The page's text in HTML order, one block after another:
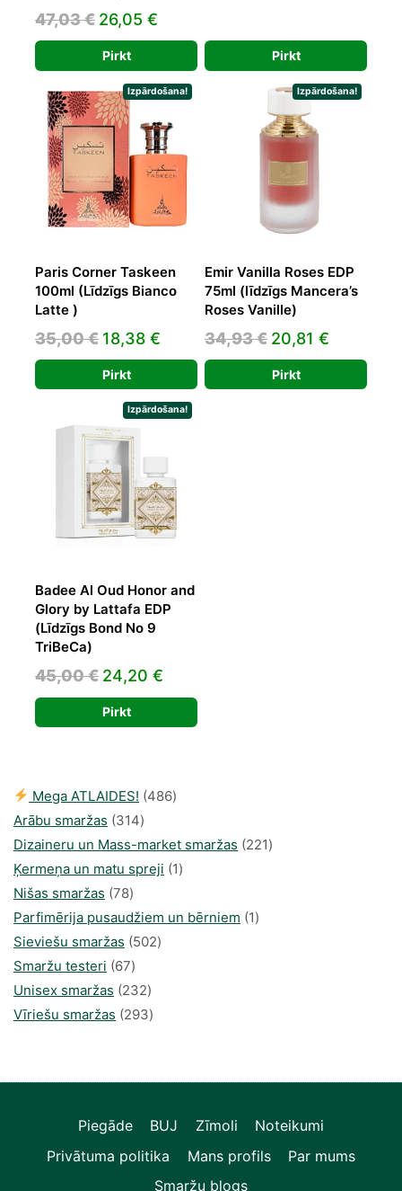
47,03€ Original
price
was:
47,03 €.
26,05 €
price
is:
26,05 €.
Pirkt
30,00 €.
Pirkt
Izpārdošana!
Paris Corner Taskeen
100ml (Līdzīgs Bianco
Latte )
35,00€ Original
price
was:
35,00 €.
18,38 € Current
price
is:
18,38 €.
Pirkt
Izpārdošana!
Emir Vanilla Roses EDP
75ml (līdzīgs Mancera’s
Roses Vanille)
34,93€ Original
price
was:
20,81 €
price
is:
Pirkt
Izpārdošana!
Badee Al Oud Honor and
Glory by Lattafa EDP
(Līdzīgs Bond No 9
TriBeCa)
45,00€ Original
price
was:
24,20 €
price
is:
Pirkt
Mega ATLAIDES! 486486
Arābu smaržas 314314
produkti
Dizaineru un Mass-market smaržas 221221
Ķermeņa un matu spreji 11
Nišas smaržas 7878
produkts
Parfimērija pusaudžiem un bērniem 11
Sieviešu smaržas 502502
Smaržu testeri 6767
produkts
Unisex smaržas 232232
produkts
Vīriešu smaržas 293293
Piegāde BUJ Zīmoli
Noteikumi
Privātuma politika
Mans profils
Par mums
Smaržu blogs